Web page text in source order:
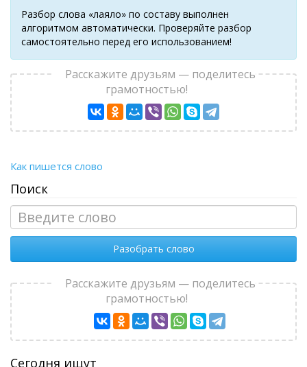
Разбор слова «лаяло» по составу выполнен
алгоритмом автоматически. Проверяйте разбор
самостоятельно перед его использованием!
Расскажите друзьям — поделитесь
грамотностью!
Как пишется слово
Поиск
Разобрать слово
Расскажите друзьям — поделитесь
грамотностью!
Сегодня ищут